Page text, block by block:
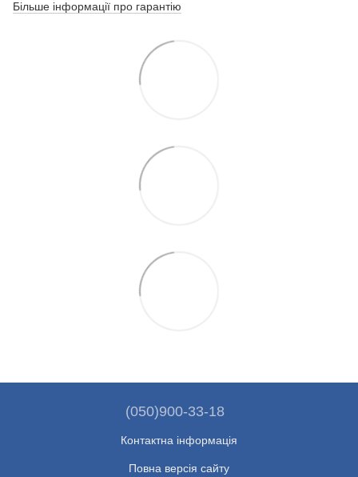
Більше інформації про гарантію
(050)900-33-18
Контактна інформація
Повна версія сайту